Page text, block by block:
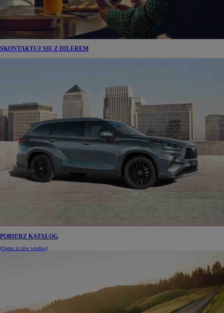
SKONTAKTUJ SIĘ Z DILEREM
POBIERZ KATALOG
(Opens in new window)